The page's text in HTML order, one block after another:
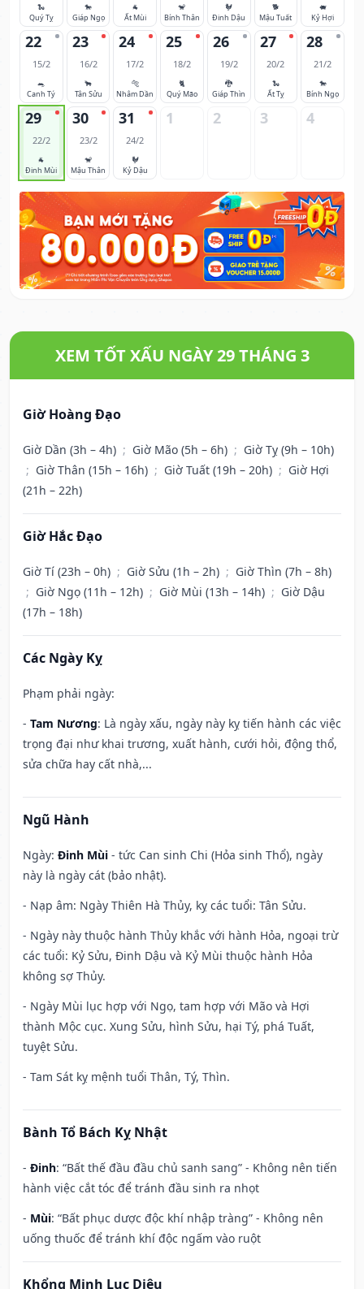
🐍
Quý Tỵ
🐎
Giáp Ngọ
🐐
Ất Mùi
🐒
Bính Thân
🐓
Đinh Dậu
🐕
Mậu Tuất
🐖
Kỷ Hợi
22
15/2
🐀
Canh Tý
23
16/2
🐂
Tân Sửu
24
17/2
🐅
Nhâm Dần
25
18/2
🐈
Quý Mão
26
19/2
🐉
Giáp Thìn
27
20/2
🐍
Ất Tỵ
28
21/2
🐎
Bính Ngọ
29
22/2
🐐
Đinh Mùi
30
23/2
🐒
Mậu Thân
31
24/2
🐓
Kỷ Dậu
1 2 3 4
XEM TỐT XẤU NGÀY 29 THÁNG 3
Giờ Hoàng Đạo
Giờ Dần (3h – 4h) ; Giờ Mão (5h – 6h) ; Giờ Tỵ (9h – 10h)
; Giờ Thân (15h – 16h) ; Giờ Tuất (19h – 20h) ; Giờ Hợi
(21h – 22h)
Giờ Hắc Đạo
Giờ Tí (23h – 0h) ; Giờ Sửu (1h – 2h) ; Giờ Thìn (7h – 8h)
; Giờ Ngọ (11h – 12h) ; Giờ Mùi (13h – 14h) ; Giờ Dậu
(17h – 18h)
Các Ngày Kỵ
Phạm phải ngày:
- Tam Nương: Là ngày xấu, ngày này kỵ tiến hành các việc
trọng đại như khai trương, xuất hành, cưới hỏi, động thổ,
sửa chữa hay cất nhà,...
Ngũ Hành
Ngày: Đinh Mùi - tức Can sinh Chi (Hỏa sinh Thổ), ngày
này là ngày cát (bảo nhật).
- Nạp âm: Ngày Thiên Hà Thủy, kỵ các tuổi: Tân Sửu.
- Ngày này thuộc hành Thủy khắc với hành Hỏa, ngoại trừ
các tuổi: Kỷ Sửu, Đinh Dậu và Kỷ Mùi thuộc hành Hỏa
không sợ Thủy.
- Ngày Mùi lục hợp với Ngọ, tam hợp với Mão và Hợi
thành Mộc cục. Xung Sửu, hình Sửu, hại Tý, phá Tuất,
tuyệt Sửu.
- Tam Sát kỵ mệnh tuổi Thân, Tý, Thìn.
Bành Tổ Bách Kỵ Nhật
- Đinh: “Bất thế đầu đầu chủ sanh sang” - Không nên tiến
hành việc cắt tóc để tránh đầu sinh ra nhọt
- Mùi: “Bất phục dược độc khí nhập tràng” - Không nên
uống thuốc để tránh khí độc ngấm vào ruột
Khổng Minh Lục Diệu